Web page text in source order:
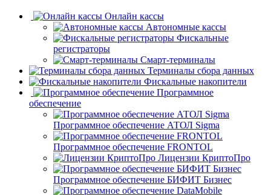
Онлайн кассы
Автономные кассы
Фискальные
регистраторы
Смарт-терминалы
Терминалы сбора данных
Фискальные накопители
Программное
обеспечение
Программное обеспечение АТОЛ Sigma
Программное обеспечение FRONTOL
Лицензии КриптоПро
Программное обеспечение БИФИТ Бизнес